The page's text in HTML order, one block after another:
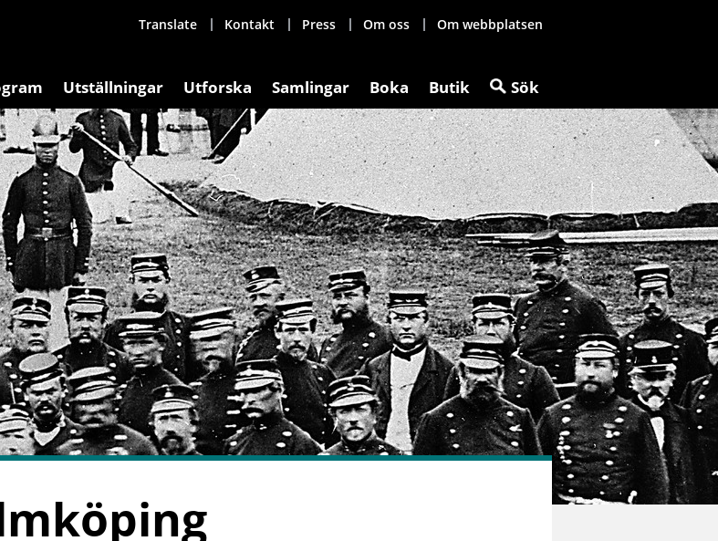
Translate Kontakt Press Om oss Om webbplatsen
Utställningar Utforska Samlingar Boka Butik Sök